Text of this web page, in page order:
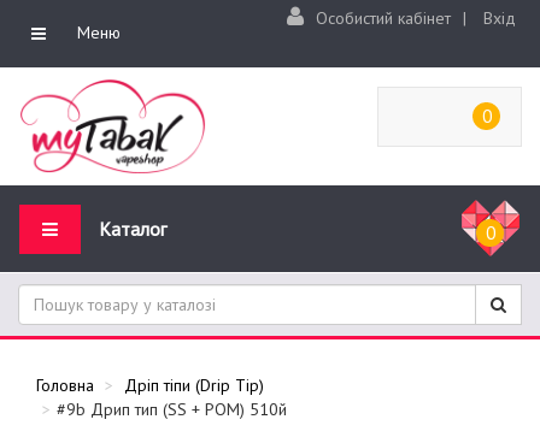
Меню
Особистий кабінет | Вхід
0
Каталог 0
Головна
Дріп тіпи (Drip Tip)
#9b Дрип тип (SS + POM) 510й